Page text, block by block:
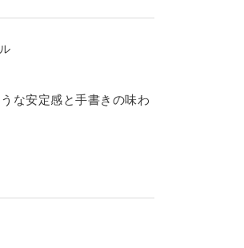
な安定感と手書きの味わ